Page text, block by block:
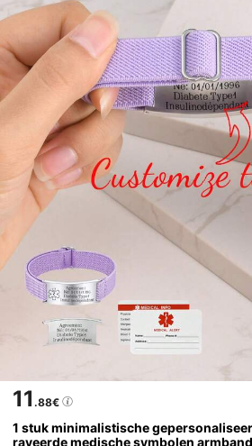
11 .88€
1 stuk minimalistische
raveerde medische symbolen